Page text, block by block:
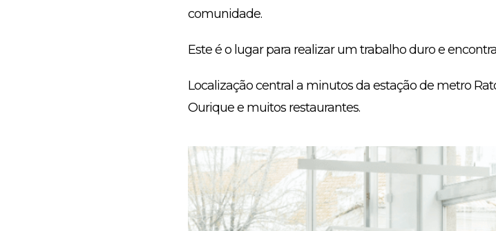
comunidade.
Este é o lugar para realizar um trabalho duro e
Localização central a minutos da estação de metro
Ourique e muitos restaurantes.